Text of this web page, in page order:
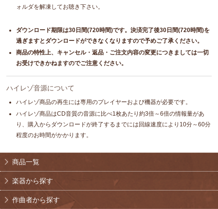
ォルダを解凍してお聴き下さい。
ダウンロード期限は30日間(720時間)です。決済完了後30日間(720時間)を
過ぎますとダウンロードができなくなりますので予めご了承ください。
商品の特性上、キャンセル・返品・ご注文内容の変更につきましては一切
お受けできかねますのでご注意ください。
ハイレゾ音源について
ハイレゾ商品の再生には専用のプレイヤーおよび機器が必要です。
ハイレゾ商品はCD音質の音源に比べ1枚あたり約3倍～6倍の情報量があ
り、購入からダウンロードが終了するまでには回線速度により10分～60分
程度のお時間がかかります。
商品一覧
楽器から探す
作曲者から探す